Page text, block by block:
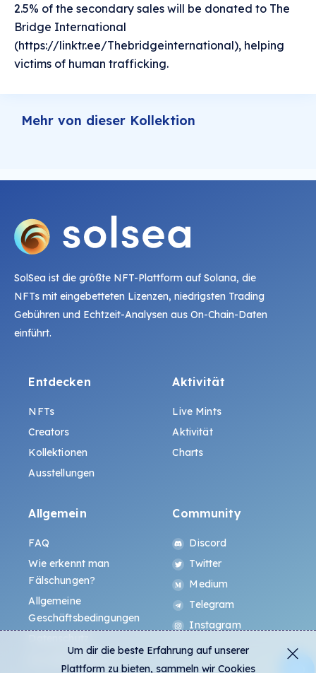
2.5% of the secondary sales will be donated to The
Bridge International
(https://linktr.ee/Thebridgeinternational), helping
victims of human trafficking.
Mehr von dieser Kollektion
SolSea ist die größte NFT-Plattform auf Solana, die
NFTs mit eingebetteten Lizenzen, niedrigsten Trading
Gebühren und Echtzeit-Analysen aus On-Chain-Daten
einführt.
Entdecken
NFTs
Creators
Kollektionen
Ausstellungen
Aktivität
Live Mints
Aktivität
Charts
Allgemein
FAQ
Wie erkennt man
Fälschungen?
Allgemeine
Geschäftsbedingungen
Community
Discord
Twitter
Medium
Telegram
Instagram
Um dir die beste Erfahrung auf unserer
Plattform zu bieten, sammeln wir Cookies